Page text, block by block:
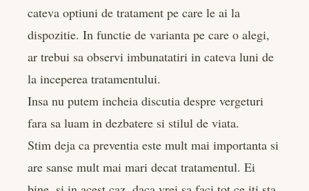
cateva optiuni de tratament pe care le ai la
dispozitie. In functie de varianta pe care o alegi,
ar trebui sa observi imbunatatiri in cateva luni de
la inceperea tratamentului.
Insa nu putem incheia discutia despre vergeturi
fara sa luam in dezbatere si stilul de viata.
Stim deja ca preventia este mult mai importanta si
are sanse mult mai mari decat tratamentul. Ei